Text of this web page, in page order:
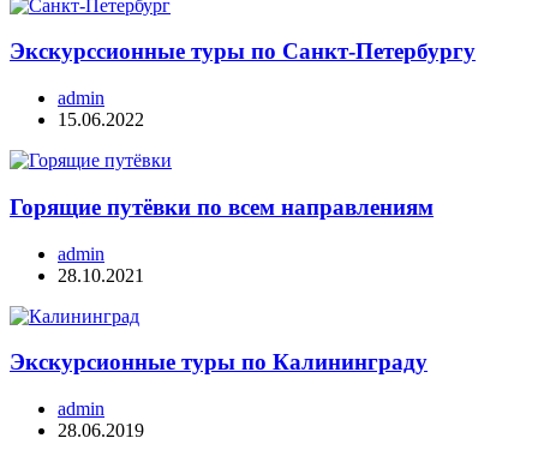
Экскурссионные туры по Санкт-Петербургу
admin
15.06.2022
Горящие путёвки по всем направлениям
admin
28.10.2021
Экскурсионные туры по Калининграду
admin
28.06.2019